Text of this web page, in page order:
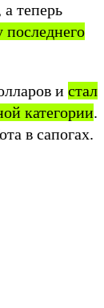
теперь
и стал
категории.
в сапогах.